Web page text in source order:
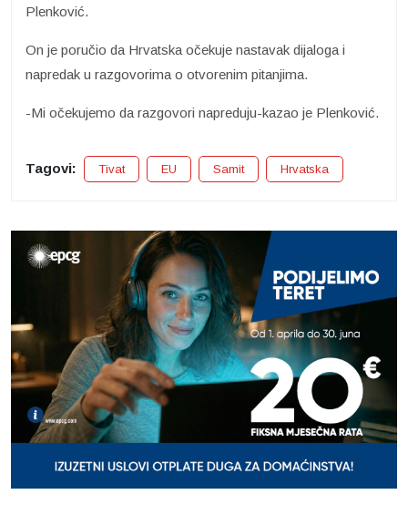
Plenković.
On je poručio da Hrvatska očekuje nastavak dijaloga i
napredak u razgovorima o otvorenim pitanjima.
-Mi očekujemo da razgovori napreduju-kazao je Plenković.
Tagovi: Tivat EU Samit Hrvatska